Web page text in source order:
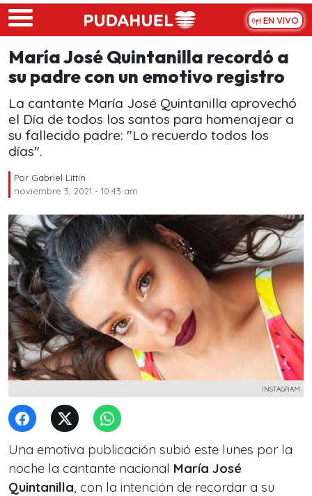
Skip to main content
EN VIVO
María José Quintanilla recordó a
su padre con un emotivo registro
La cantante María José Quintanilla aprovechó
el Día de todos los santos para homenajear a
su fallecido padre: "Lo recuerdo todos los
días".
Por Gabriel Littin
noviembre 3, 2021 - 10:43 am
INSTAGRAM
Una emotiva publicación subió este lunes por la
noche la cantante nacional María José
Quintanilla, con la intención de recordar a su